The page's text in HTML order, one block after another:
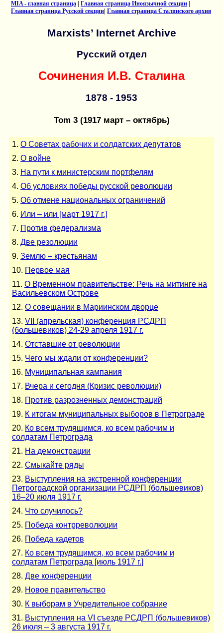
MIA - главная страница |Главная страница Иноязычной секции
Главная страница Русской секции |Главная страница Сталинского архив
Marxists’ Internet Archive
Русский отдел
Сочинения И.В. Сталина
1878 - 1953
Tom 3 (1917 март – октябрь)
1. О Советах рабочих и солдатских депутатов
2. О войне
3. На пути к министерским портфелям
4. Об условиях победы русской революции
5. Об отмене национальных ограничений
6. Или – или [март 1917 г.]
7. Против федерализма
8. Две резолюции
9. Землю – крестьянам
10. Первое мая
11. О Временном правительстве: Речь на митинге на
Васильевском Острове
12. О совещании в Мариинском дворце
13. VII (апрельская) конференция РСДРП
(большевиков) 24-29 апреля 1917 г.
14. Отставшие от революции
15. Чего мы ждали от конференции?
16. Муниципальная кампания
17. Вчера и сегодня (Кризис революции)
18. Против разрозненных демонстраций
19. К итогам муниципальных выборов в Петрограде
20. Ко всем трудящимся, ко всем рабочим и
солдатам Петрограда
21. На демонстрации
22. Смыкайте ряды
23. Выступления на экстренной конференции
Петроградской организации РСДРП (большевиков)
16–20 июля 1917 г.
24. Что случилось?
25. Победа контрреволюции
26. Победа кадетов
27. Ко всем трудящимся, ко всем рабочим и
солдатам Петрограда [июль 1917 г.]
28. Две конференции
29. Новое правительство
30. К выборам в Учредительное собрание
31. Выступления на VI съезде РСДРП (большевиков)
26 июля – 3 августа 1917 г.